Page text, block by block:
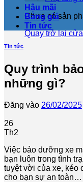
Chưa có sản
Quay trở lại
Hậu mãi
Bảng giá
Tin tức
Tin tức
Quy trình
những gì?
Đăng vào 26/02/2025
26
Th2
Việc bảo dưỡng xe
bạn luôn trong tình
tuyệt vời của xe, kéo
cho bạn sự an toàn…